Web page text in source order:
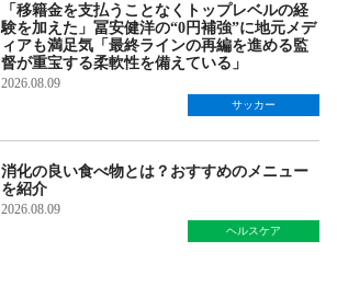
「移籍金を支払うことなくトップレベルの経
験を加えた」冨安健洋の“0円補強”に地元メデ
ィアも満足気「最終ラインの再編を進める監
督が重宝する柔軟性を備えている」
2026.08.09
サッカー
消化の良い食べ物とは？おすすめのメニュー
を紹介
2026.08.09
ヘルスケア